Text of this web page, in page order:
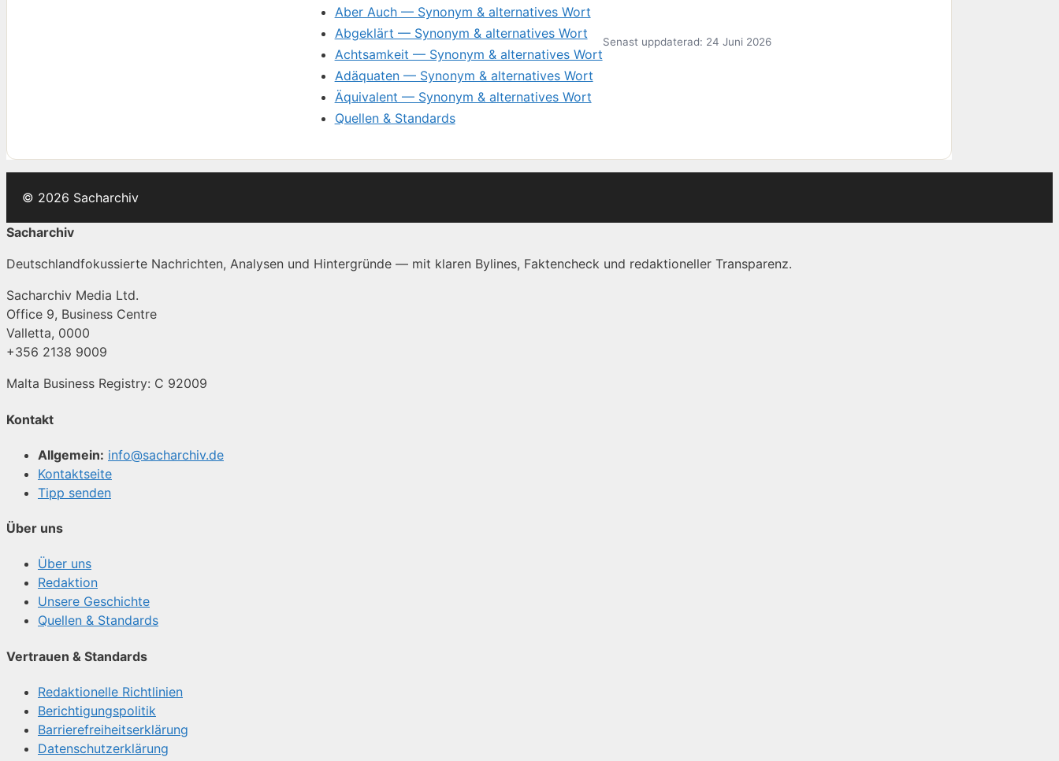
Aber Auch — Synonym & alternatives Wort
Abgeklärt — Synonym & alternatives Wort
Achtsamkeit — Synonym & alternatives Wort
Adäquaten — Synonym & alternatives Wort
Äquivalent — Synonym & alternatives Wort
Quellen & Standards
Senast uppdaterad: 24 Juni 2026
© 2026 Sacharchiv
Sacharchiv
Deutschlandfokussierte Nachrichten, Analysen und Hintergründe — mit klaren Bylines, Faktencheck und redaktioneller Transparenz.
Sacharchiv Media Ltd.
Office 9, Business Centre
Valletta, 0000
+356 2138 9009
Malta Business Registry: C 92009
Kontakt
Allgemein: info@sacharchiv.de
Kontaktseite
Tipp senden
Über uns
Über uns
Redaktion
Unsere Geschichte
Quellen & Standards
Vertrauen & Standards
Redaktionelle Richtlinien
Berichtigungspolitik
Barrierefreiheitserklärung
Datenschutzerklärung